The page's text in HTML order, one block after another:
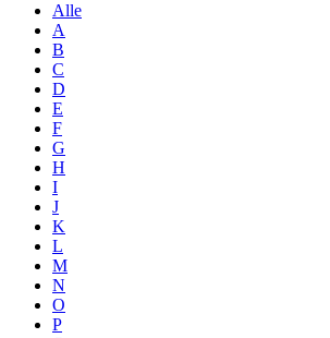
Alle
A
B
C
D
E
F
G
H
I
J
K
L
M
N
O
P